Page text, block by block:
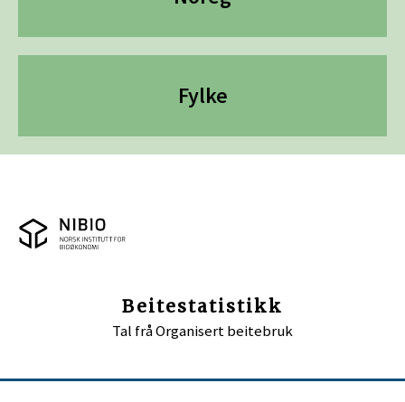
Fylke
NIBIO logo
Beitestatistikk
Tal frå Organisert beitebruk